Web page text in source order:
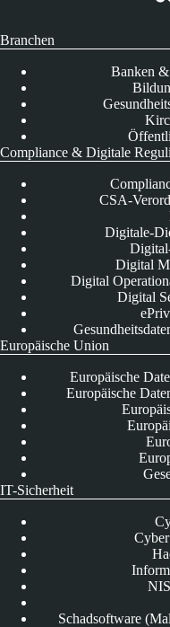
Branchen
Banken
Compliance & Digitale
CSA-
Digitale-
Digital
Digital
Digital
Europäische Union
Europäische
Europäische
IT-Sicherheit
Schadsoftware